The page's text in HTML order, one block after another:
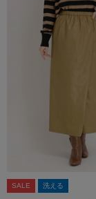
SALE 洗える